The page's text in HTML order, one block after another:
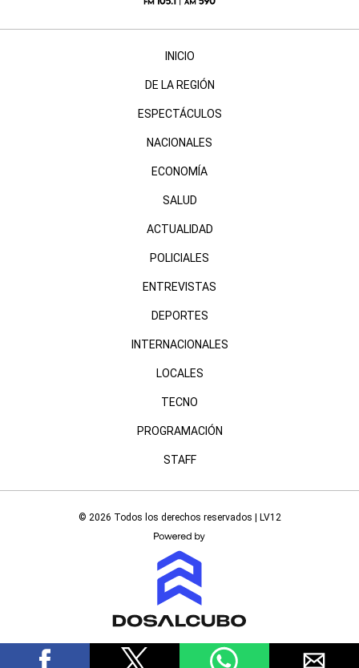
INICIO
DE LA REGIÓN
ESPECTÁCULOS
NACIONALES
ECONOMÍA
SALUD
ACTUALIDAD
POLICIALES
ENTREVISTAS
DEPORTES
INTERNACIONALES
LOCALES
TECNO
PROGRAMACIÓN
STAFF
© 2026 Todos los derechos reservados | LV12